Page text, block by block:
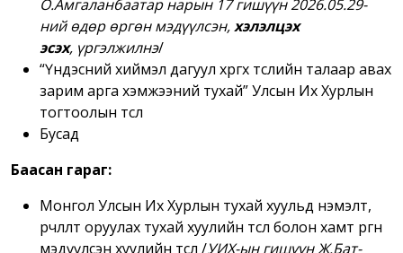
О.Амгаланбаатарнарын 17 гишүүн 2026.05.29-
ний өдөр өргөн мэдүүлсэн,хэлэлцэх
эсэх, үргэлжилнэ/
“Үндэсний хиймэл дагуул хөөргөх төслийн талаар авах
зарим арга хэмжээний тухай” Улсын Их Хурлын
тогтоолын төсөл
Бусад
Баасан гараг:
Монгол Улсын Их Хурлын тухай хуульд нэмэлт,
өөрчлөлт оруулах тухай хуулийн төсөл болон хамт өргөн
мэдүүлсэн хуулийн төсөл /УИХ-ын гишүүн Ж.Бат-